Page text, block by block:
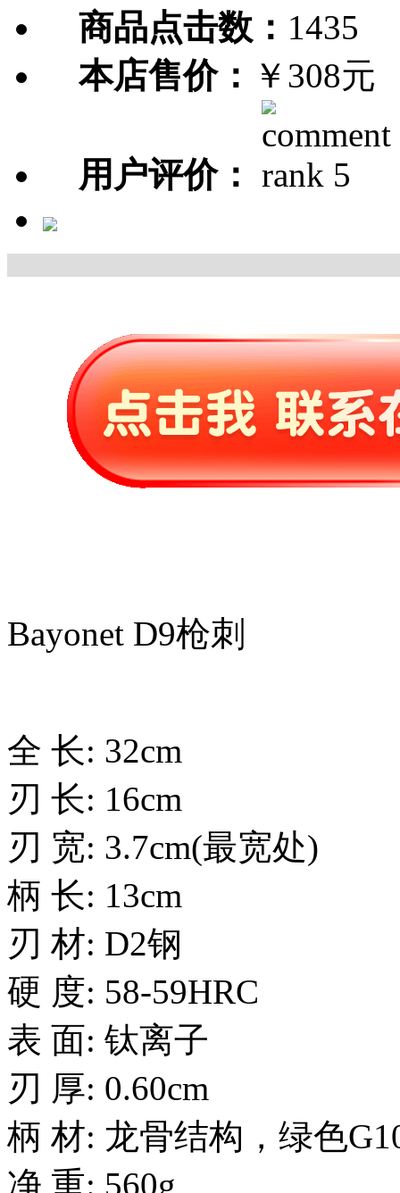
商品点击数： 1435
本店售价： ￥308元
用户评价：
Bayonet D9枪刺
全 长: 32cm
刃 长: 16cm
刃 宽: 3.7cm(最宽处)
柄 长: 13cm
刃 材: D2钢
硬 度: 58-59HRC
表 面: 钛离子
刃 厚: 0.60cm
柄 材: 龙骨结构，绿色
净 重: 560g